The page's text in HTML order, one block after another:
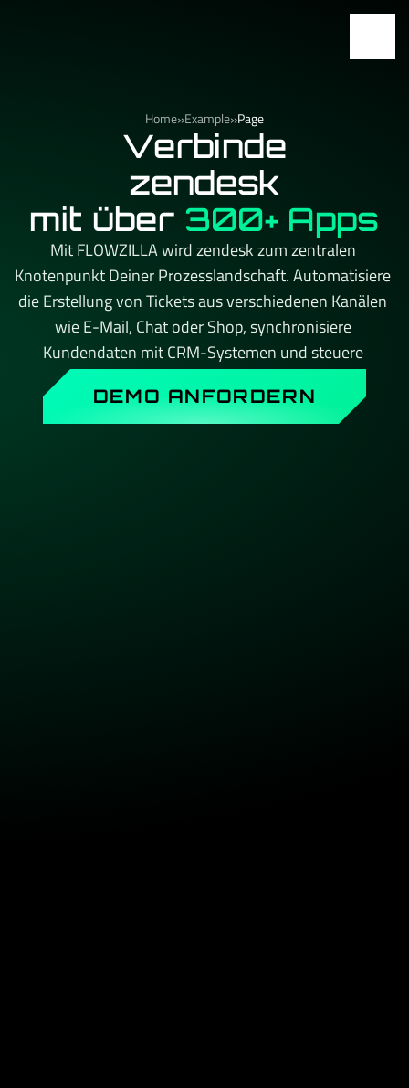
Home»Example»Page
Verbinde
zendesk
mit über 300+ Apps
Mit FLOWZILLA wird zendesk zum zentralen
Knotenpunkt Deiner Prozesslandschaft. Automatisiere
die Erstellung von Tickets aus verschiedenen Kanälen
wie E-Mail, Chat oder Shop, synchronisiere
Kundendaten mit CRM-Systemen und steuere
Eskalations- und Benachrichtigungsprozesse
automatisch. Kein API-Limit, kein Aufpreis beim
Skalieren – und immer ein persönlicher
DEMO ANFORDERN